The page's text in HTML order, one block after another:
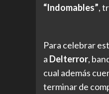
“Indomables”,
Para celebrar
a Delterror,
cual además
terminar de